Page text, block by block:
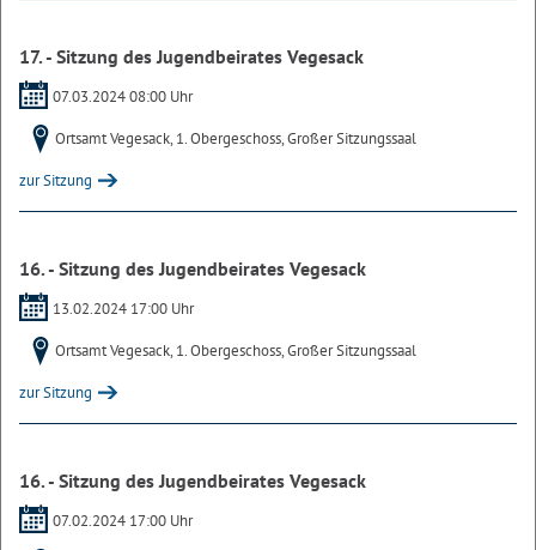
17. - Sitzung des Jugendbeirates Vegesack
07.03.2024 08:00 Uhr
Ortsamt Vegesack, 1. Obergeschoss, Großer Sitzungssaal
zur Sitzung
16. - Sitzung des Jugendbeirates Vegesack
13.02.2024 17:00 Uhr
Ortsamt Vegesack, 1. Obergeschoss, Großer Sitzungssaal
zur Sitzung
16. - Sitzung des Jugendbeirates Vegesack
07.02.2024 17:00 Uhr